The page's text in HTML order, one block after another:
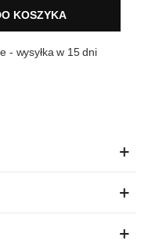
KOSZYKA
- wysyłka w 15 dni